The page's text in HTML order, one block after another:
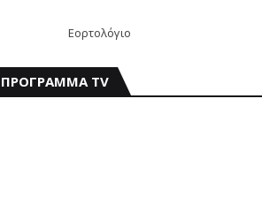
Εορτολόγιο
ΠΡΟΓΡΑΜΜΑ TV